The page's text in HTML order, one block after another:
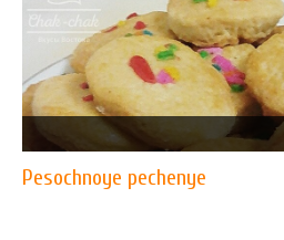
Pesochnoye pechenye